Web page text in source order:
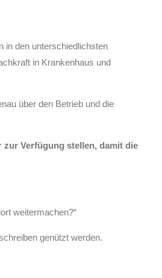
in den unterschiedlichsten
in Krankenhaus und
über den Betrieb und die
Verfügung stellen, damit die
weitermachen?“
genützt werden.